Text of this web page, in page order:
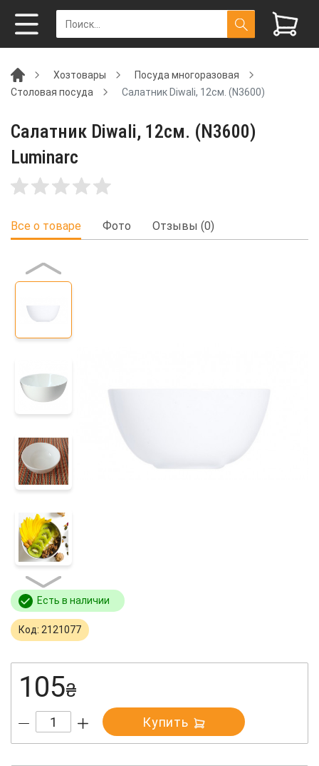
Хозтовары
Посуда многоразовая
Столовая посуда
Салатник Diwali, 12см. (N3600)
Салатник Diwali, 12см. (N3600)
Luminarc
Все о товаре Фото Отзывы (0)
Есть в наличии
Код: 2121077
105₴
Купить